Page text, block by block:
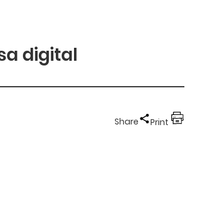
digital
Share Print